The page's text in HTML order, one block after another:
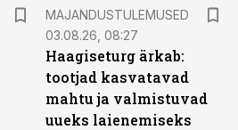
MAJANDUSTULEMUSED
03.08.26, 08:27
Haagiseturg ärkab:
tootjad kasvatavad
mahtu ja valmistuvad
uueks laienemiseks